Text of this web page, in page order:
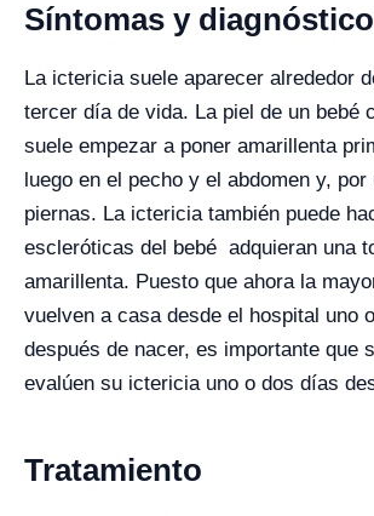
Síntomas y diagnóstico
La ictericia suele aparecer alrededor
tercer día de vida. La piel de un bebé
suele empezar a poner amarillenta
luego en el pecho y el abdomen y,
piernas. La ictericia también puede
escleróticas del bebé adquieran una
amarillenta. Puesto que ahora la
vuelven a casa desde el hospital uno
después de nacer, es importante que
evalúen su ictericia uno o dos días
Tratamiento